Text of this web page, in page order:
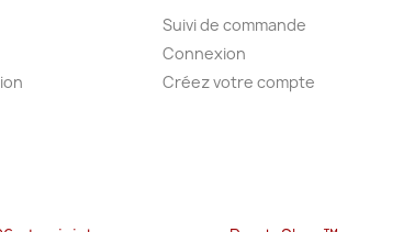
Suivi de commande
Connexion
Créez votre compte